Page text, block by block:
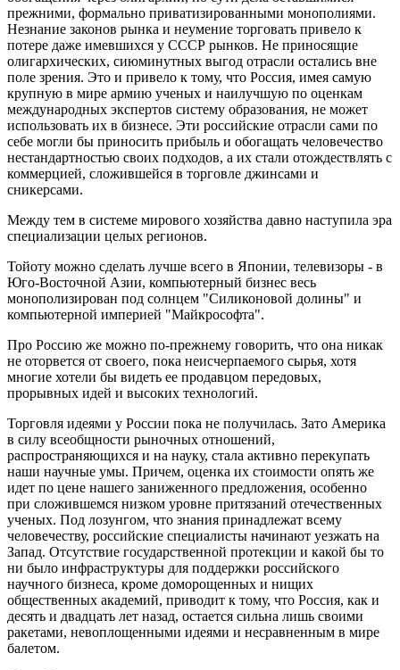
прежними, формально приватизированными монополиями.
Незнание законов рынка и неумение торговать привело к
потере даже имевшихся у СССР рынков. Не приносящие
олигархических, сиюминутных выгод отрасли остались вне
поле зрения. Это и привело к тому, что Россия, имея самую
крупную в мире армию ученых и наилучшую по оценкам
международных экспертов систему образования, не может
использовать их в бизнесе. Эти российские отрасли сами по
себе могли бы приносить прибыль и обогащать человечество
нестандартностью своих подходов, а их стали отождествлять с
коммерцией, сложившейся в торговле джинсами и
сникерсами.
Между тем в системе мирового хозяйства давно наступила эра
специализации целых регионов.
Тойоту можно сделать лучше всего в Японии, телевизоры - в
Юго-Восточной Азии, компьютерный бизнес весь
монополизирован под солнцем "Силиконовой долины" и
компьютерной империей "Майкрософта".
Про Россию же можно по-прежнему говорить, что она никак
не оторвется от своего, пока неисчерпаемого сырья, хотя
многие хотели бы видеть ее продавцом передовых,
прорывных идей и высоких технологий.
Торговля идеями у России пока не получилась. Зато Америка
в силу всеобщности рыночных отношений,
распространяющихся и на науку, стала активно перекупать
наши научные умы. Причем, оценка их стоимости опять же
идет по цене нашего заниженного предложения, особенно
при сложившемся низком уровне притязаний отечественных
ученых. Под лозунгом, что знания принадлежат всему
человечеству, российские специалисты начинают уезжать на
Запад. Отсутствие государственной протекции и какой бы то
ни было инфраструктуры для поддержки российского
научного бизнеса, кроме доморощенных и нищих
общественных академий, приводит к тому, что Россия, как и
десять и двадцать лет назад, остается сильна лишь своими
ракетами, невоплощенными идеями и несравненным в мире
балетом.